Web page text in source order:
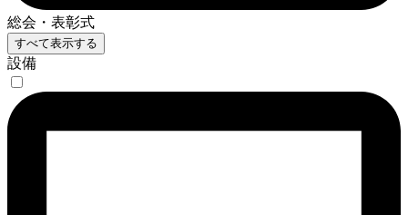
総会・表彰式
すべて表示する
設備